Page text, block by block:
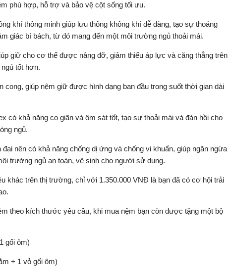
phù hợp, hỗ trợ và bảo vệ cột sống tối ưu.
khí thông minh giúp lưu thông không khí dễ dàng, tạo sự thoáng
giác bí bách, từ đó mang đến một môi trường ngủ thoải mái.
giữ cho cơ thể được nâng đỡ, giảm thiểu áp lực và căng thẳng trên
tốt hơn.
cong, giúp nệm giữ được hình dạng ban đầu trong suốt thời gian dài
có khả năng co giãn và ôm sát tốt, tạo sự thoải mái và đàn hồi cho
ngủ.
nên có khả năng chống dị ứng và chống vi khuẩn, giúp ngăn ngừa
trường ngủ an toàn, vệ sinh cho người sử dụng.
khác trên thị trường, chỉ với 1.350.000 VNĐ là bạn đã có cơ hội trải
theo kích thước yêu cầu, khi mua nệm bạn còn được tặng một bộ
gối ôm)
+ 1 vỏ gối ôm)